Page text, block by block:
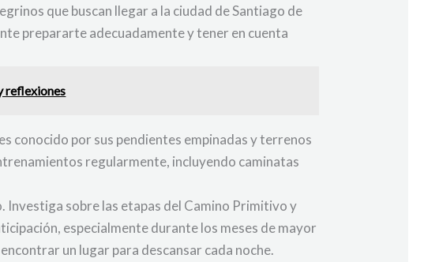
que buscan llegar a la ciudad de Santiago de
prepararte adecuadamente y tener en cuenta
reflexiones
conocido por sus pendientes empinadas y terrenos
regularmente, incluyendo caminatas
Investiga sobre las etapas del Camino Primitivo y
especialmente durante los meses de mayor
un lugar para descansar cada noche.